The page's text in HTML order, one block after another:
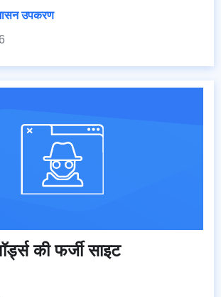
उपकरण
की फर्जी साइट